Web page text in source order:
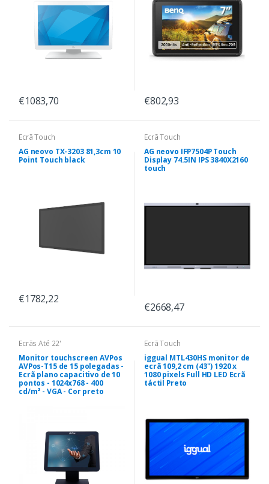
€1083,70 €802,93
Ecrã Touch
AG neovo TX-3203 81,3cm 10
Point Touch black
€1782,22
Ecrã Touch
AG neovo IFP7504P Touch
Display 74.5IN IPS 3840X2160
touch
€2668,47
Ecrãs Até 22'
Monitor touchscreen AVPos
AVPos-T15 de 15 polegadas -
Ecrã plano capacitivo de 10
pontos - 1024x768 - 400
cd/m² - VGA - Cor preto
Ecrã Touch
iggual MTL430HS monitor de
ecrã 109,2 cm (43") 1920 x
1080 pixels Full HD LED Ecrã
táctil Preto